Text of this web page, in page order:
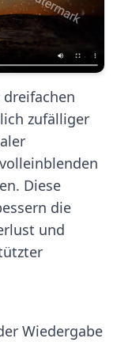
zufälliger
Diese
die
und
Wiedergabe